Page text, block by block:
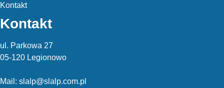
Kontakt
Kontakt
ul. Parkowa 27
05-120 Legionowo
Mail: slalp@slalp.com.pl